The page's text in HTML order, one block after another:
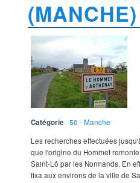
(MANCHE)
Catégorie
50 - Manche
Les recherches effectuées
que l'origine du Hommet
Saint-Lô par les Normands. En
fixa aux environs de la ville de